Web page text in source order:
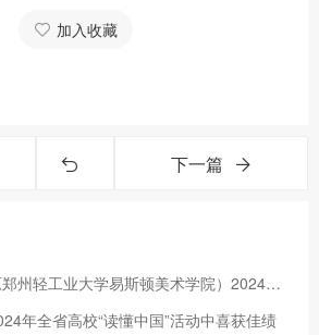
加入收藏
下一篇
郑州美术学院（原郑州轻工业大学易斯顿美术学院）2024年本科招生章程
年全省高校“读懂中国”活动中喜获佳绩